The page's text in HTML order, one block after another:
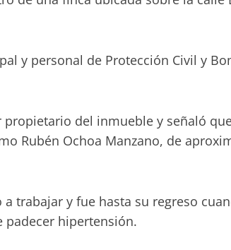
y personal de Protección Civil y
del inmueble y señaló
Rubén Ochoa Manzano, de
trabajar y fue hasta su regreso
padecer hipertensión.